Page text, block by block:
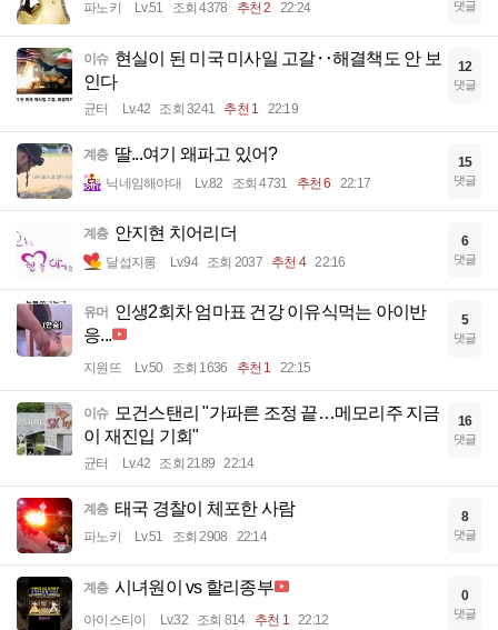
파노키 Lv.51 조회 4378 추천 2 22:24 댓글
이슈 현실이 된 미국 미사일 고갈‥해결책도 안 보
인다
균터 Lv.42 조회 3241 추천 1 22:19
12
댓글
계층 딸...여기 왜파고 있어?
닉네임해야대 Lv.82 조회 4731 추천 6 22:17
15
댓글
계층 안지현 치어리더
달섭지롱 Lv.94 조회 2037 추천 4 22:16
6
댓글
유머 인생2회차 엄마표 건강 이유식먹는 아이반
응...
지원뜨 Lv.50 조회 1636 추천 1 22:15
5
댓글
이슈
모건스탠리 "가파른 조정 끝…메모리주 지금
이 재진입 기회"
균터 Lv.42 조회 2189 22:14
16
댓글
계층 태국 경찰이 체포한 사람
파노키 Lv.51 조회 2908 22:14
8
댓글
계층 시녀원이 vs 할리종부
아이스티이 Lv.32 조회 814 추천 1 22:12
0
댓글